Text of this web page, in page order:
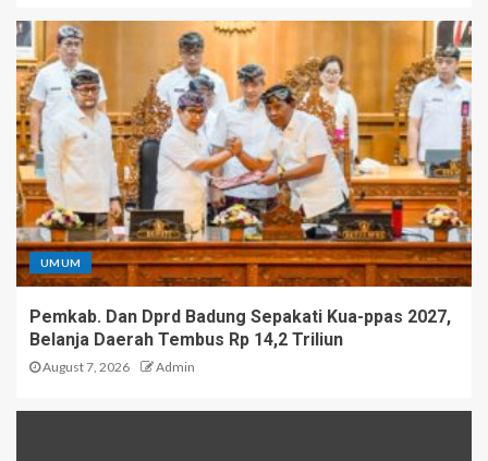
UMUM
Pemkab. Dan Dprd Badung Sepakati Kua-ppas 2027,
Belanja Daerah Tembus Rp 14,2 Triliun
August 7, 2026 Admin